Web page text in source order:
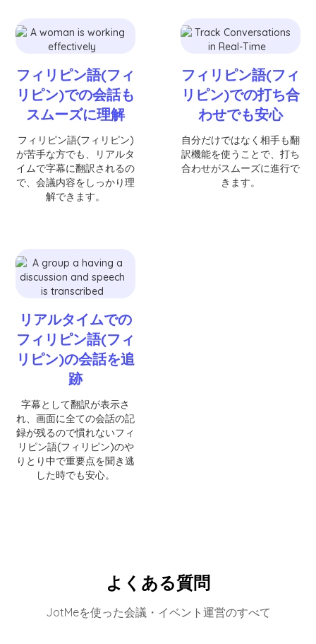
フィリピン語(フィ
リピン)での会話も
スムーズに理解
フィリピン語(フィリピン)
が苦手な方でも、リアルタ
イムで字幕に翻訳されるの
で、会議内容をしっかり理
解できます。
フィリピン語(フィ
リピン)での打ち合
わせでも安心
自分だけではなく相手も翻
訳機能を使うことで、打ち
合わせがスムーズに進行で
きます。
リアルタイムでの
フィリピン語(フィ
リピン)の会話を追
跡
字幕として翻訳が表示さ
れ、画面に全ての会話の記
録が残るので慣れないフィ
リピン語(フィリピン)のや
りとり中で重要点を聞き逃
した時でも安心。
よくある質問
JotMeを使った会議・イベント運営のすべて